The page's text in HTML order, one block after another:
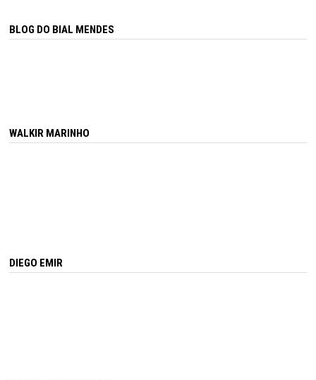
BLOG DO BIAL MENDES
WALKIR MARINHO
DIEGO EMIR